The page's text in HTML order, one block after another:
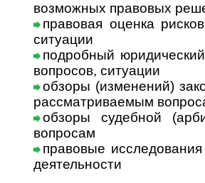
возможных правовых
правовая оценка
ситуации
подробный
вопросов, ситуации
обзоры (изменений)
рассматриваемым
обзоры судебной
вопросам
правовые
деятельности